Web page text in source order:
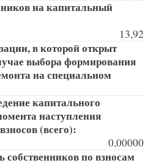
на капитальный
13,92
в которой открыт
выбора формирования
на специальном
капитального
наступления
(всего):
0,00000
собственников по взносам